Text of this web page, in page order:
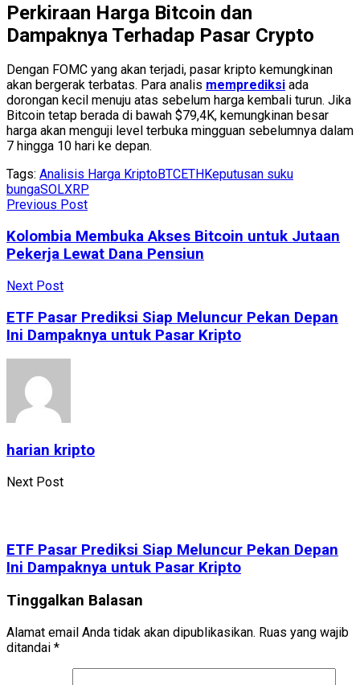
Perkiraan Harga Bitcoin dan
Dampaknya Terhadap Pasar Crypto
Dengan FOMC yang akan terjadi, pasar kripto kemungkinan
akan bergerak terbatas. Para analis memprediksi ada
dorongan kecil menuju atas sebelum harga kembali turun. Jika
Bitcoin tetap berada di bawah $79,4K, kemungkinan besar
harga akan menguji level terbuka mingguan sebelumnya dalam
7 hingga 10 hari ke depan.
Tags: Analisis Harga KriptoBTCETH Keputusan suku
bungaSOLXRP
Previous Post
Kolombia Membuka Akses Bitcoin untuk Jutaan
Pekerja Lewat Dana Pensiun
Next Post
ETF Pasar Prediksi Siap Meluncur Pekan Depan
Ini Dampaknya untuk Pasar Kripto
harian kripto
Next Post
ETF Pasar Prediksi Siap Meluncur Pekan Depan
Ini Dampaknya untuk Pasar Kripto
Tinggalkan Balasan
Alamat email Anda tidak akan dipublikasikan. Ruas yang wajib
ditandai *